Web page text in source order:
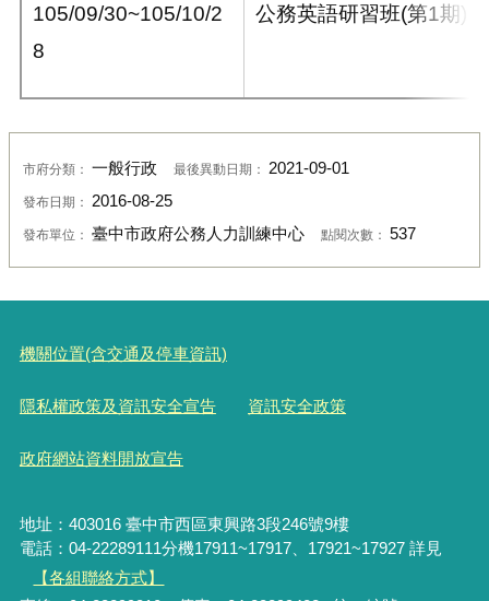
105/09/30~105/10/2
8
公務英語研習班(第1期)
市府分類： 一般行政 最後異動日期： 2021-09-01
發布日期： 2016-08-25
發布單位： 臺中市政府公務人力訓練中心 點閱次數： 537
機關位置(含交通及停車資訊)
隱私權政策及資訊安全宣告 資訊安全政策
政府網站資料開放宣告
地址：403016 臺中市西區東興路3段246號9樓
電話：04-22289111分機17911~17917、17921~17927 詳見
【各組聯絡方式】